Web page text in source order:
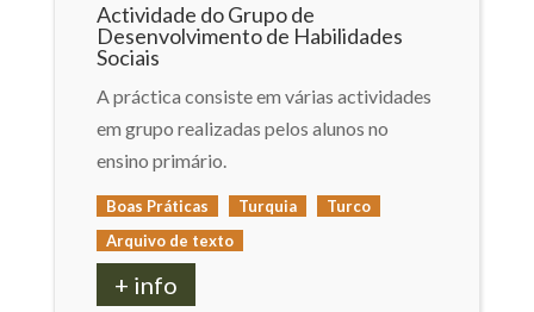
Actividade do Grupo de
Desenvolvimento de Habilidades
Sociais
A práctica consiste em várias actividades
em grupo realizadas pelos alunos no
ensino primário.
Boas Práticas Turquia
Turco
Arquivo de texto
+ info